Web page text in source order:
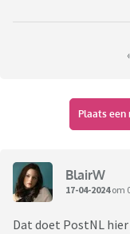
Plaats een
BlairW
17-04-2024om
Dat doet PostNL